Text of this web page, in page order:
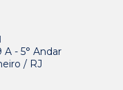
- 5° Andar
/ RJ